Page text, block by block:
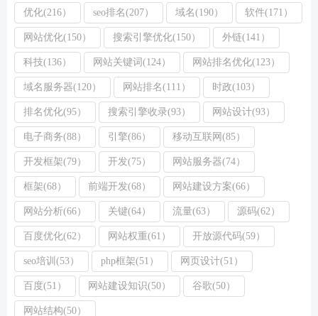
优化(216） seo排名(207） 域名(190） 软件(171）
网站优化(150） 搜索引擎优化(150） 外链(141）
科技(136） 网站关键词(124） 网站排名优化(123）
域名服务器(120） 网站排名(111） 时政(103）
排名优化(95） 搜索引擎收录(93） 网站设计(93）
电子商务(88） 引擎(86） 移动互联网(85）
开发框架(79） 开发(75） 网站服务器(74）
框架(68） 前端开发(68） 网站建设方案(66）
网站分析(66） 关键(64） 流量(63） 源码(62）
百度优化(62） 网站权重(61） 开放源代码(59）
seo培训(53） php框架(51） 网页设计(51）
百度(51） 网站建设知识(50） 谷歌(50）
网站结构(50）